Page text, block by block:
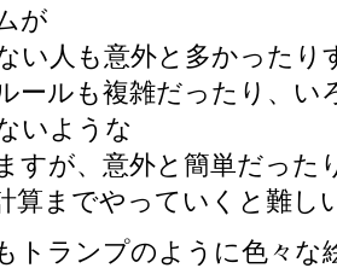
が
い人も意外と多かったり
ールも複雑だったり、い
いような
すが、意外と簡単だった
算までやっていくと難し
トランプのように色々な